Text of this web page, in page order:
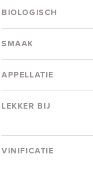
BIOLOGISCH
SMAAK
APPELLATIE
LEKKER BIJ
VINIFICATIE